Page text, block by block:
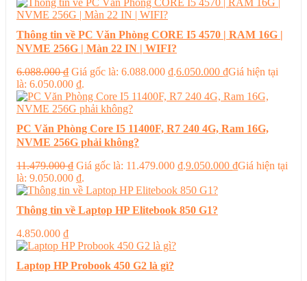
Thông tin về PC Văn Phòng CORE I5 4570 | RAM 16G |
NVME 256G | Màn 22 IN | WIFI?
6.088.000₫ Giá gốc là: 6.088.000 ₫.6.050.000 ₫Giá hiện tại
là: 6.050.000 ₫.
PC Văn Phòng Core I5 11400F, R7 240 4G, Ram 16G,
NVME 256G phải không?
11.479.000₫ Giá gốc là: 11.479.000 ₫.9.050.000 ₫Giá hiện tại
là: 9.050.000 ₫.
Thông tin về Laptop HP Elitebook 850 G1?
4.850.000 ₫
Laptop HP Probook 450 G2 là gì?